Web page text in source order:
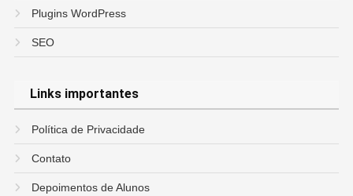
Plugins WordPress
SEO
Links importantes
Política de Privacidade
Contato
Depoimentos de Alunos